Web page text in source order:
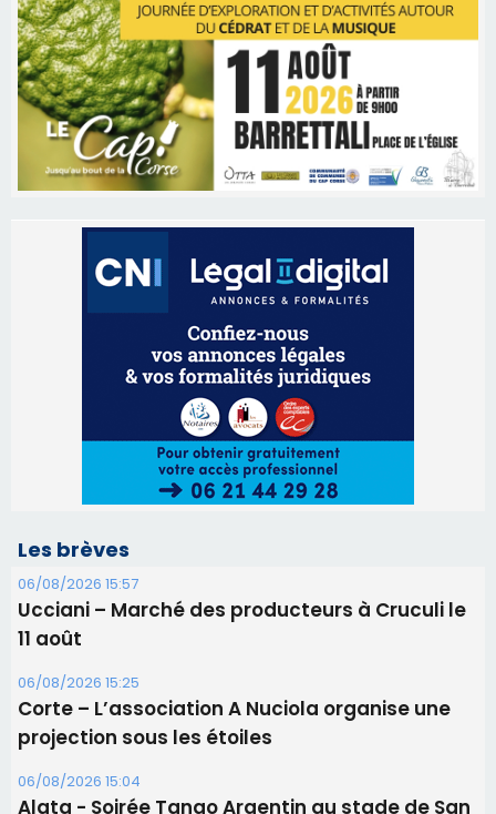
Les brèves
Ucciani – Marché des producteurs à Cruculi le
Corte – L’association A Nuciola organise une
projection sous les étoiles
Alata - Soirée Tango Argentin au stade de San
Benedetto
05/08/2026 09:53
Biguglia : messe de la Sainte-Marie et
procession le 14 août
31/07/2026 08:24
Tennis - Début ce week-end du tournoi du
RCPV